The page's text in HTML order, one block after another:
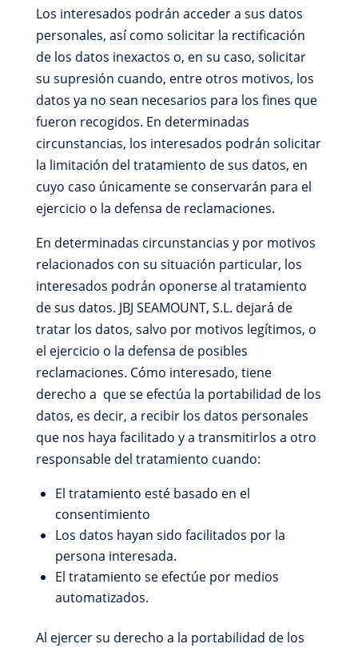
Los interesados podrán acceder a sus datos
personales, así como solicitar la rectificación
de los datos inexactos o, en su caso, solicitar
su supresión cuando, entre otros motivos, los
datos ya no sean necesarios para los fines que
fueron recogidos. En determinadas
circunstancias, los interesados podrán solicitar
la limitación del tratamiento de sus datos, en
cuyo caso únicamente se conservarán para el
ejercicio o la defensa de reclamaciones.
En determinadas circunstancias y por motivos
relacionados con su situación particular, los
interesados podrán oponerse al tratamiento
de sus datos. JBJ SEAMOUNT, S.L. dejará de
tratar los datos, salvo por motivos legítimos, o
el ejercicio o la defensa de posibles
reclamaciones. Cómo interesado, tiene
derecho a que se efectúa la portabilidad de los
datos, es decir, a recibir los datos personales
que nos haya facilitado y a transmitirlos a otro
responsable del tratamiento cuando:
El tratamiento esté basado en el
consentimiento
Los datos hayan sido facilitados por la
persona interesada.
El tratamiento se efectúe por medios
automatizados.
Al ejercer su derecho a la portabilidad de los